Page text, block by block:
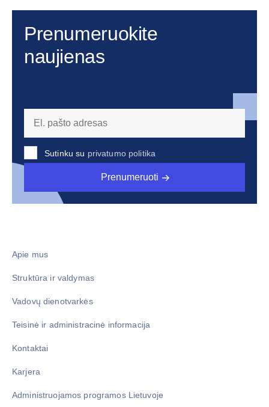
Prenumeruokite
naujienas
Sutinku su privatumo politika
Prenumeruoti
Apie mus
Struktūra ir valdymas
Vadovų dienotvarkės
Teisinė ir administracinė informacija
Kontaktai
Karjera
Administruojamos programos Lietuvoje